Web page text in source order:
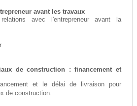
avant les travaux
avec l'entrepreneur avant la
de construction : financement et
et le délai de livraison pour
de construction.